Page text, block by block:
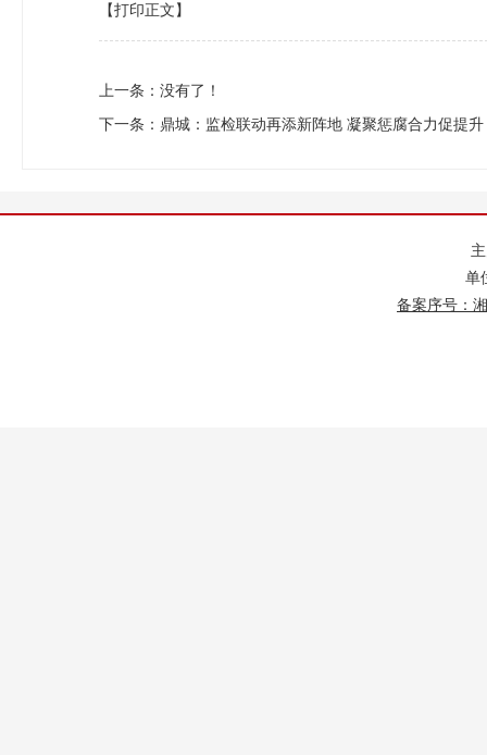
【打印正文】
上一条：没有了！
下一条： 鼎城：监检联动再添新阵地 凝聚惩腐合力促提升
单
备案序号：